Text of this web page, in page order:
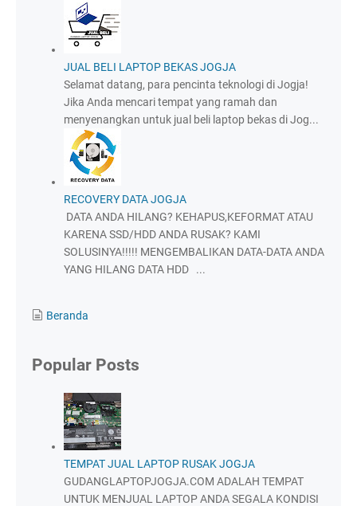
JUAL BELI LAPTOP BEKAS JOGJA
Selamat datang, para pencinta teknologi di Jogja!
Jika Anda mencari tempat yang ramah dan
menyenangkan untuk jual beli laptop bekas di Jog...
RECOVERY DATA JOGJA
DATA ANDA HILANG? KEHAPUS,KEFORMAT ATAU
KARENA SSD/HDD ANDA RUSAK? KAMI
SOLUSINYA!!!!! MENGEMBALIKAN DATA-DATA ANDA
YANG HILANG DATA HDD ...
Beranda
Popular Posts
TEMPAT JUAL LAPTOP RUSAK JOGJA
GUDANGLAPTOPJOGJA.COM ADALAH TEMPAT
UNTUK MENJUAL LAPTOP ANDA SEGALA KONDISI